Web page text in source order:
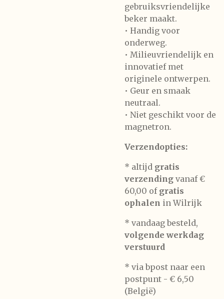
gebruiksvriendelijke
beker maakt.
• Handig voor
onderweg.
• Milieuvriendelijk en
innovatief met
originele ontwerpen.
• Geur en smaak
neutraal.
• Niet geschikt voor de
magnetron.
Verzendopties:
* altijd gratis
verzending vanaf €
60,00 of gratis
ophalen in Wilrijk
* vandaag besteld,
volgende werkdag
verstuurd
* via bpost naar een
postpunt - € 6,50
(België)